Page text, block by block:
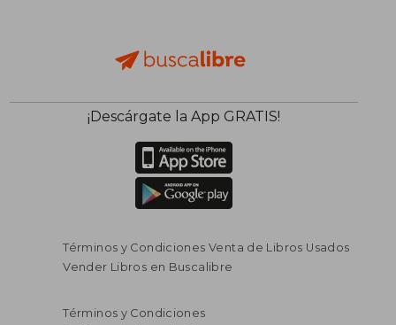
¡Descárgate la App GRATIS!
Términos y Condiciones Venta de Libros Usados
Vender Libros en Buscalibre
Términos y Condiciones